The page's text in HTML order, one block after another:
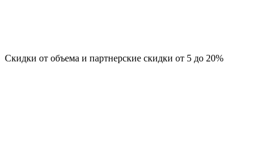
Скидки от объема и партнерские скидки от 5 до 20%